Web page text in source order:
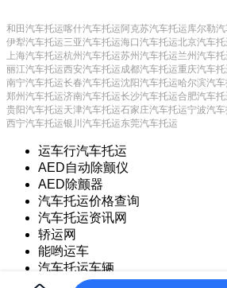
和田汽车托运喀什汽车托运阿克苏汽车托运库尔勒
伊犁汽车托运三亚汽车托运海口汽车托运北京汽车托
上海汽车托运杭州汽车托运苏州汽车托运兰州汽车托
丽江汽车托运西安汽车托运成都汽车托运重庆汽车托
南宁汽车托运长春汽车托运沈阳汽车托运哈尔滨汽车
郑州汽车托运济南汽车托运长沙汽车托运合肥汽车托
贵阳汽车托运天津汽车托运石家庄汽车托运宁波汽车
西宁汽车托运银川汽车托运东莞汽车托运
运车行汽车托运
AED自动除颤仪
AED除颤器
汽车托运价格查询
汽车托运资讯网
轿运网
能哟运车
汽车托运车辆